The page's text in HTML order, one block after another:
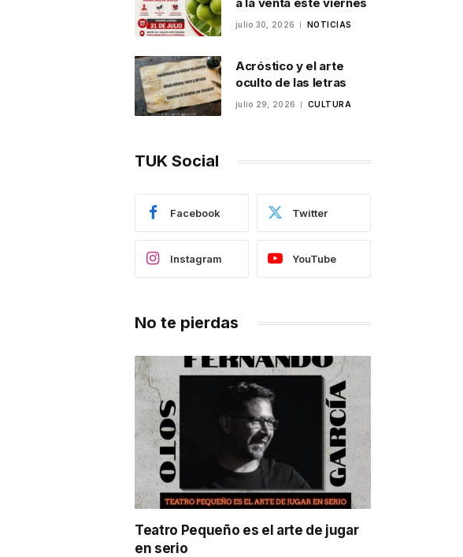
julio 30, 2026 NOTICIAS
Acróstico y el arte
oculto de las letras
julio 29, 2026 CULTURA
TUK Social
Facebook Twitter
Instagram YouTube
No te pierdas
Teatro Pequeño es el arte de jugar
en serio